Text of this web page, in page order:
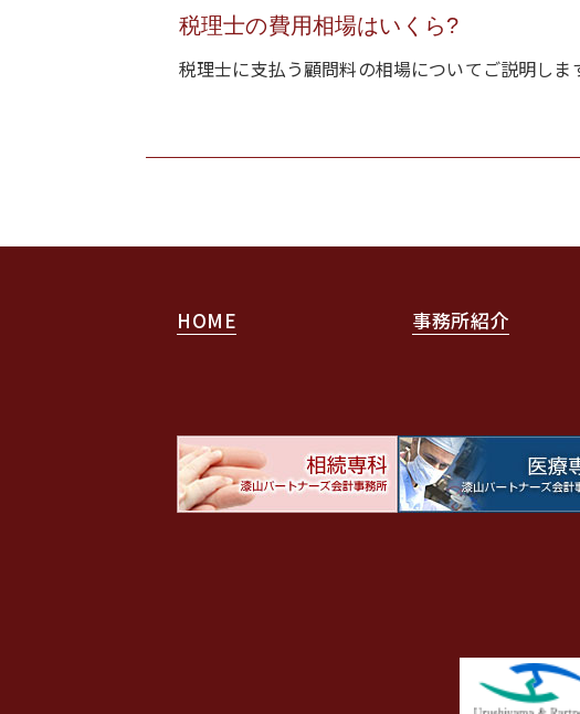
税理士の費用相場はいくら?
税理士に支払う顧問料の相場についてご説明し
HOME 事務所紹介